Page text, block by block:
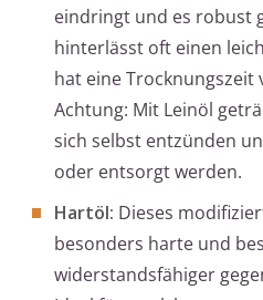
eindringt und es robust
hinterlässt oft einen
hat eine Trocknungszeit
Achtung: Mit Leinöl
sich selbst entzünden
oder entsorgt werden.
Hartöl: Dieses
besonders harte und
widerstandsfähiger